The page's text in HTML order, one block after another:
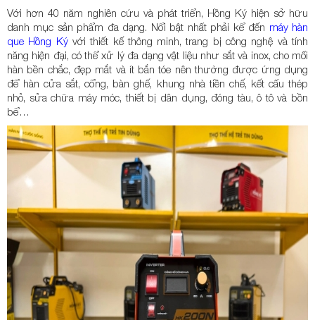
Với hơn 40 năm nghiên cứu và phát triển, Hồng Ký hiện sở hữu
danh mục sản phẩm đa dạng. Nổi bật nhất phải kể đến máy hàn
que Hồng Kývới thiết kế thông minh, trang bị công nghệ và tính
năng hiện đại, có thể xử lý đa dạng vật liệu như sắt và inox, cho mối
hàn bền chắc, đẹp mắt và ít bắn tóe nên thường được ứng dụng
để hàn cửa sắt, cổng, bàn ghế, khung nhà tiền chế, kết cấu thép
nhỏ, sửa chữa máy móc, thiết bị dân dụng, đóng tàu, ô tô và bồn
bể…